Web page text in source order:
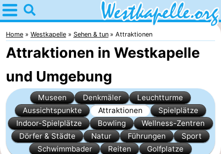
Home
Westkapelle
Tipps
Für
kindern
Übernachten
Appartements
-
Home Westkapelle Sehen & tun Attraktionen
Attraktionen in Westkapelle
und Umgebung
Museen Denkmäler
Leuchtturme
Aussichtspunkte
Attraktionen
Spielplätze
Indoor-Spielplätze
Bowling
Wellness-Zentren
Dörfer & Städte
Natur Führungen
Sport
Schwimmbader
Reiten Golfplatze